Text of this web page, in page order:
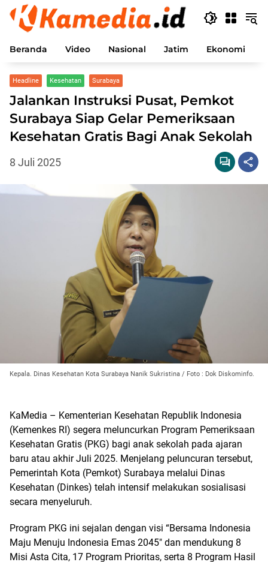
Langsung
konten
Beranda Video Nasional Jatim Ekonomi
Headline Kesehatan Surabaya
Jalankan Instruksi Pusat, Pemkot
Surabaya Siap Gelar Pemeriksaan
Kesehatan Gratis Bagi Anak Sekolah
8 Juli 2025
Kepala. Dinas Kesehatan Kota Surabaya Nanik Sukristina / Foto : Dok Diskominfo.
KaMedia – Kementerian Kesehatan Republik Indonesia
(Kemenkes RI) segera meluncurkan Program Pemeriksaan
Kesehatan Gratis (PKG) bagi anak sekolah pada ajaran
baru atau akhir Juli 2025. Menjelang peluncuran tersebut,
Pemerintah Kota (Pemkot) Surabaya melalui Dinas
Kesehatan (Dinkes) telah intensif melakukan sosialisasi
secara menyeluruh.
Program PKG ini sejalan dengan visi “Bersama Indonesia
Maju Menuju Indonesia Emas 2045″ dan mendukung 8
Misi Asta Cita, 17 Program Prioritas, serta 8 Program Hasil